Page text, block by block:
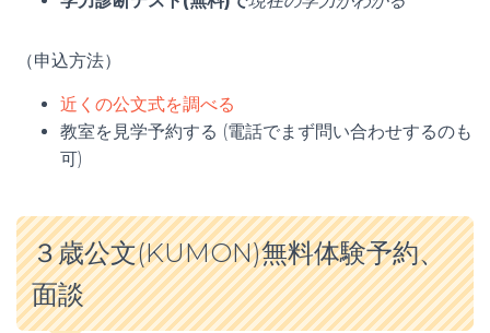
（申込方法）
近くの公文式を調べる
教室を見学予約する (電話でまず問い合わせするのも
可)
３歳公文(KUMON)無料体験予約、
面談